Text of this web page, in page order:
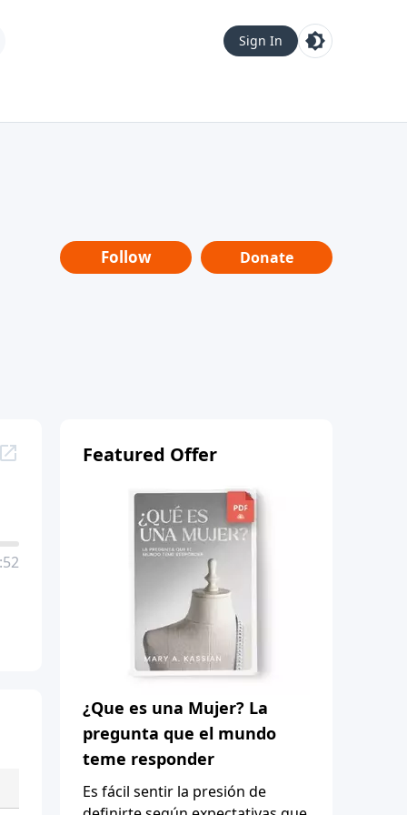
Sign In
Follow Donate
Featured Offer
¿Que es una Mujer? La
pregunta que el mundo
teme responder
Es fácil sentir la presión de